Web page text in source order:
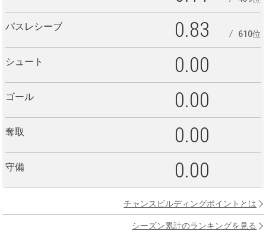
パスレシーブ 0.83 610位
シュート 0.00
ゴール 0.00
奪取 0.00
守備 0.00
チャンスビルディングポイントとは
シーズン累計のランキングを見る